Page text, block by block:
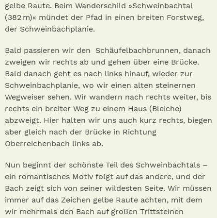
gelbe Raute. Beim Wanderschild »Schweinbachtal
(382 m)« mündet der Pfad in einen breiten Forstweg,
der Schweinbachplanie.
Bald passieren wir den Schäufelbachbrunnen, danach
zweigen wir rechts ab und gehen über eine Brücke.
Bald danach geht es nach links hinauf, wieder zur
Schweinbachplanie, wo wir einen alten steinernen
Wegweiser sehen. Wir wandern nach rechts weiter, bis
rechts ein breiter Weg zu einem Haus (Bleiche)
abzweigt. Hier halten wir uns auch kurz rechts, biegen
aber gleich nach der Brücke in Richtung
Oberreichenbach links ab.
Nun beginnt der schönste Teil des Schweinbachtals –
ein romantisches Motiv folgt auf das andere, und der
Bach zeigt sich von seiner wildesten Seite. Wir müssen
immer auf das Zeichen gelbe Raute achten, mit dem
wir mehrmals den Bach auf großen Trittsteinen